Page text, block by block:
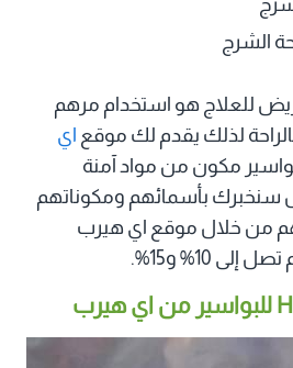
الشرج
للعلاج هو استخدام مرهم
لذلك يقدم لك موقع اي
مكون من مواد آمنة
سنخبرك بأسمائهم ومكوناتهم
من خلال موقع اي هيرب
10% و15%.